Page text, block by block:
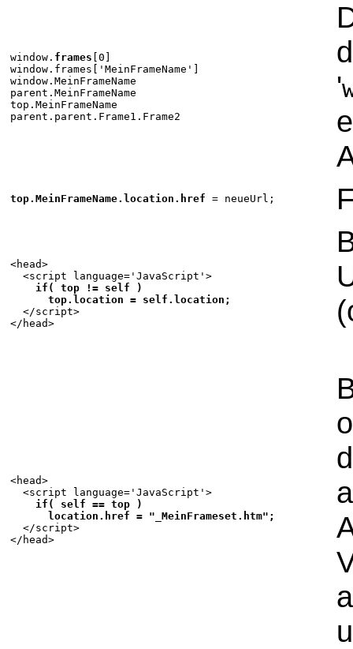
window. frames [0]
window.frames['MeinFrameName']
window.MeinFrameName
parent.MeinFrameName
top.MeinFrameName
parent.parent.Frame1.Frame2
'
top.MeinFrameName.location.href = neueUrl;
<head>
  <script language='JavaScript'>
if( top != self )
      top.location = self.location;
</script>
<head>
  <script language='JavaScript'>
if( self == top )
      location.href = "_MeinFrameset.htm";
</script>